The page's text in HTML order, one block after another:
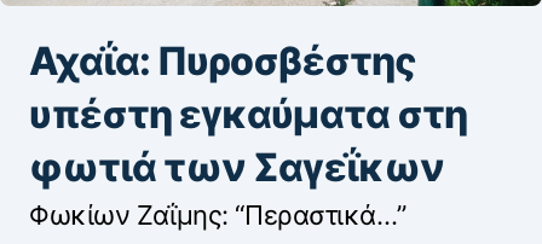
Αχαΐα: Πυροσβέστης
υπέστη εγκαύματα στη
φωτιά των Σαγεΐκων
Φωκίων Ζαΐμης: “Περαστικά…”